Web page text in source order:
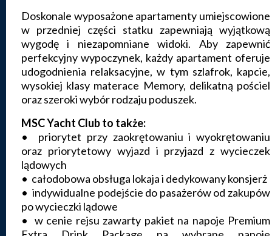
Doskonale wyposażone apartamenty umiejscowione
w przedniej części statku zapewniają wyjątkową
wygodę i niezapomniane widoki. Aby zapewnić
perfekcyjny wypoczynek, każdy apartament oferuje
udogodnienia relaksacyjne, w tym szlafrok, kapcie,
wysokiej klasy materace Memory, delikatną pościel
oraz szeroki wybór rodzaju poduszek.
MSC Yacht Club to także:
• priorytet przy zaokrętowaniu i wyokrętowaniu
oraz priorytetowy wyjazd i przyjazd z wycieczek
lądowych
• całodobowa obsługa lokaja i dedykowany konsjerż
• indywidualne podejście do pasażerów od zakupów
po wycieczki lądowe
• w cenie rejsu zawarty pakiet na napoje Premium